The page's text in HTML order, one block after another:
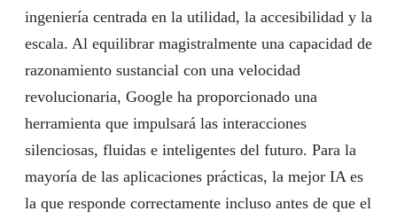
ingeniería centrada en la utilidad, la accesibilidad y la
escala. Al equilibrar magistralmente una capacidad de
razonamiento sustancial con una velocidad
revolucionaria, Google ha proporcionado una
herramienta que impulsará las interacciones
silenciosas, fluidas e inteligentes del futuro. Para la
mayoría de las aplicaciones prácticas, la mejor IA es
la que responde correctamente incluso antes de que el